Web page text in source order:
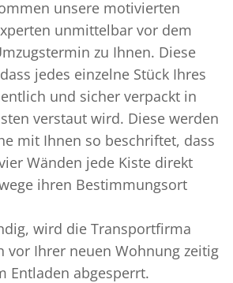
unsere motivierten
unmittelbar vor dem
zu Ihnen. Diese
jedes einzelne Stück Ihres
und sicher verpackt in
verstaut wird. Diese werden
mit Ihnen so beschriftet, dass
Wänden jede Kiste direkt
ihren Bestimmungsort
wird die Transportfirma
vor Ihrer neuen Wohnung zeitig
Entladen abgesperrt.